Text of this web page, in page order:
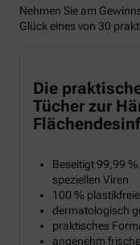
Nehmen Sie am
Glück eines von 30
Die
Tücher zur
Beseitigt 99,99
speziellen Viren
100 %
dermatologisch
praktisches
angenehm